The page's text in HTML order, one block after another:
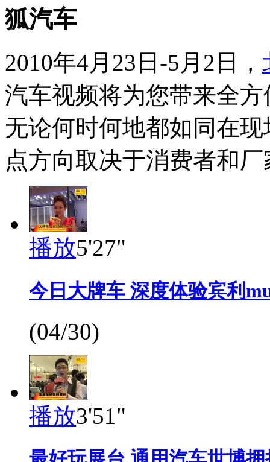
狐汽车
2010年4月23日-5月2日，
汽车视频将为您带来全
无论何时何地都如同在
点方向取决于消费者和
播放5'27"
今日大牌车 深度体验宾利
(04/30)
播放3'51"